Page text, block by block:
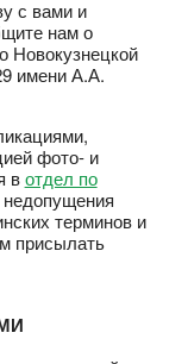
с вами и
нам о
Новокузнецкой
имени А.А.
фото- и
вотдел по
терминов и
присылать